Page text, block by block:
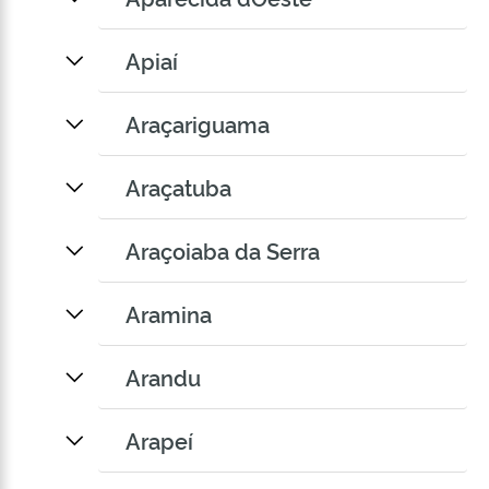
Apiaí
Araçariguama
Araçatuba
Araçoiaba da Serra
Aramina
Arandu
Arapeí